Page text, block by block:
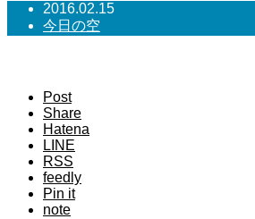
2016.02.15
今日の空
Post
Share
Hatena
LINE
RSS
feedly
Pin it
note